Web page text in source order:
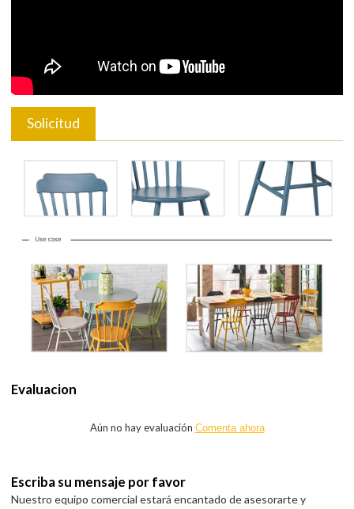
Solicitud
Evaluacion
Aún no hay evaluación Comenta ahora
Escriba su mensaje por favor
Nuestro equipo comercial estará encantado de asesorarte y